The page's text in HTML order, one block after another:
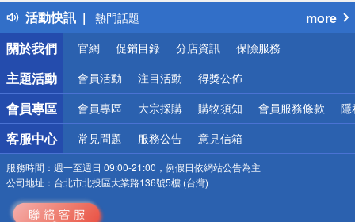
活動快訊
熱門話題
銀行優惠
偏遠地區配送
詐騙網頁！請小心！
more
關於我們
官網 促銷目錄 分店資訊 保險服務
主題活動 會員活動 注目活動 得獎公佈
會員專區 會員專區 大宗採購 購物須知 會員服務條款 隱
客服中心 常見問題 服務公告 意見信箱
服務時間： 週一至週日 09:00-21:00，例假日依網站公告為主
公司地址： 台北市北投區大業路136號5樓 (台灣)